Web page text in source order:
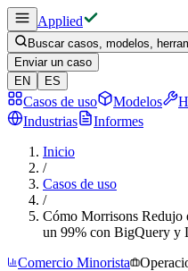
Applied
Buscar casos, modelos,
Enviar un caso
EN
ES
Casos de uso Modelos
Industrias
Informes
Inicio
/
Casos de uso
/
Cómo Morrisons Redujo
un 99% con BigQuery y
Comercio Minorista